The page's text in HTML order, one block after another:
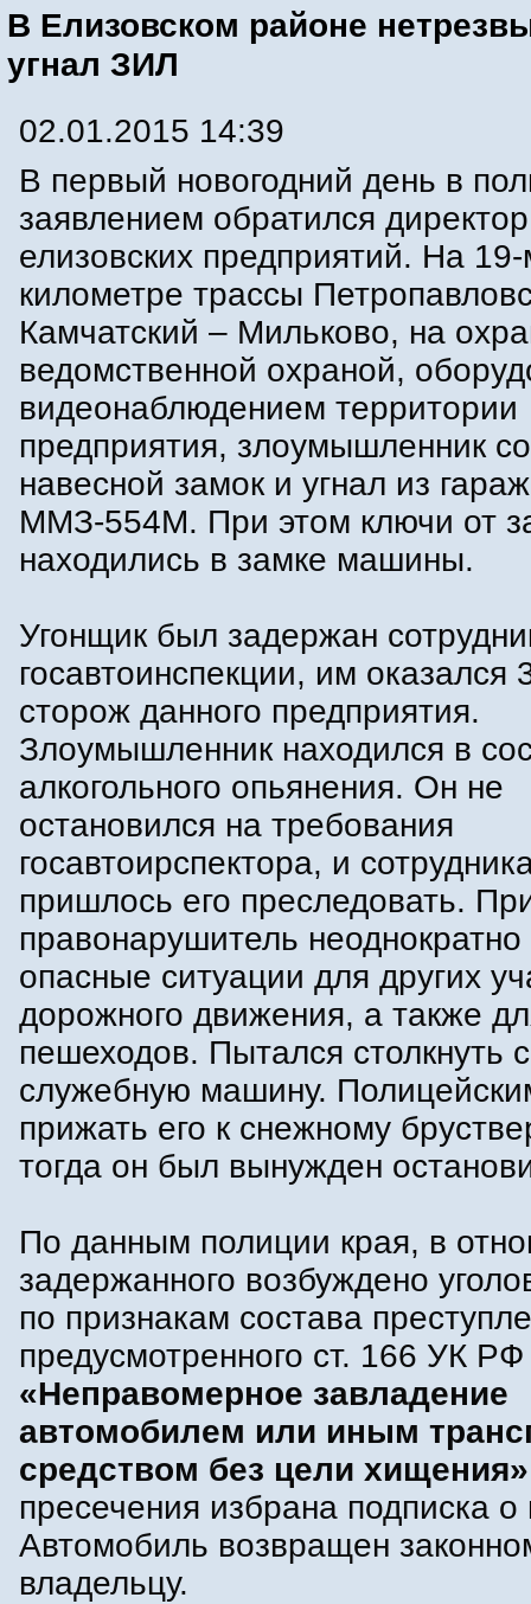
В Елизовском районе
угнал ЗИЛ
02.01.2015 14:39
В первый новогодний день в
заявлением обратился
елизовских предприятий. На
километре трассы
Камчатский – Мильково, на
ведомственной охраной,
видеонаблюдением территории
предприятия, злоумышленник
навесной замок и угнал из
ММЗ-554М. При этом ключи от
находились в замке машины.
Угонщик был задержан
госавтоинспекции, им оказался
сторож данного предприятия.
Злоумышленник находился в
алкогольного опьянения. Он не
остановился на требования
госавтоирспектора, и
пришлось его преследовать.
правонарушитель неоднократно
опасные ситуации для других
дорожного движения, а также
пешеходов. Пытался столкнуть
служебную машину.
прижать его к снежному
тогда он был вынужден
По данным полиции края, в
задержанного возбуждено
по признакам состава
предусмотренного ст. 166 УК РФ
«Неправомерное завладение
автомобилем или иным
средством без цели хищения»
пресечения избрана подписка
Автомобиль возвращен
владельцу.